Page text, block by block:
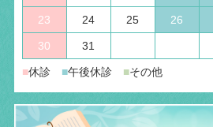
23 24 25 26
30 31
■休診 ■午後休診 ■その他